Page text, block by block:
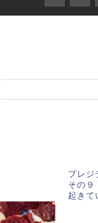
プレジ
その
起きて